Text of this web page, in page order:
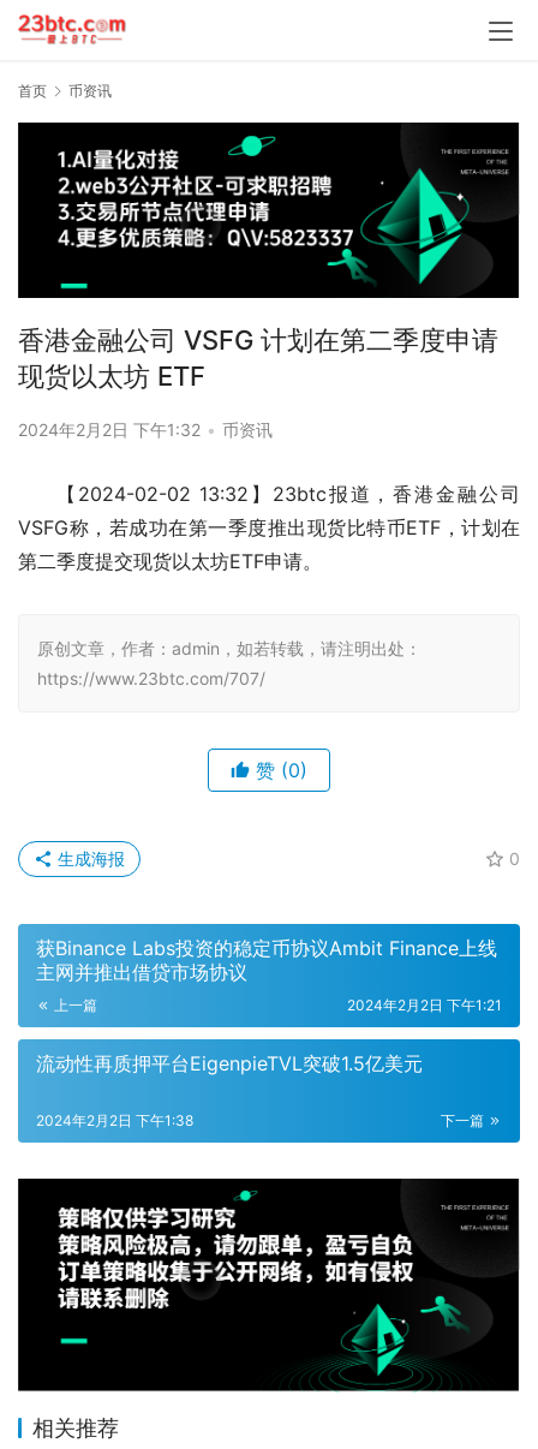
首页 币资讯
香港金融公司 VSFG 计划在第二季度申请
现货以太坊 ETF
2024年2月2日 下午1:32 • 币资讯
【2024-02-02 13:32】23btc报道，香港金融公司
VSFG称，若成功在第一季度推出现货比特币ETF，计划在
第二季度提交现货以太坊ETF申请。
原创文章，作者：admin，如若转载，请注明出处：
https://www.23btc.com/707/
赞 (0)
0
生成海报
获Binance Labs投资的稳定币协议Ambit Finance上线
主网并推出借贷市场协议
上一篇 2024年2月2日 下午1:21
流动性再质押平台EigenpieTVL突破1.5亿美元
下一篇
2024年2月2日 下午1:38
相关推荐